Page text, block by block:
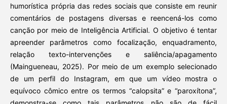
humorística própria das redes sociais que consiste em reunir
comentários de postagens diversas e reencená-los como
canção por meio de Inteligência Artificial. O objetivo é tentar
apreender parâmetros como focalização, enquadramento,
relação texto-intervenções e saliência/apagamento
(Maingueneau, 2025). Por meio de um exemplo selecionado
de um perfil do Instagram, em que um vídeo mostra o
equívoco cômico entre os termos “calopsita” e “paroxítona”,